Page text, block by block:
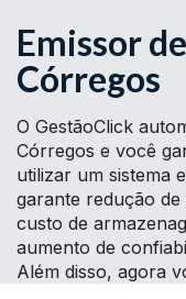
Emissor
Córregos
O GestãoClick
Córregos e você
utilizar um sistema
garante redução
custo de
aumento de
Além disso, agora